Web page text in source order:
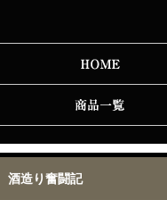
酒造り奮闘記